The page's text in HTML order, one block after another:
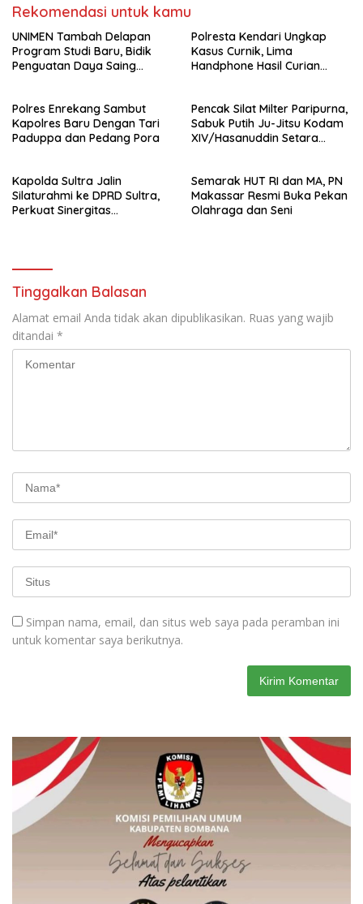
Rekomendasi untuk kamu
UNIMEN Tambah Delapan
Program Studi Baru, Bidik
Penguatan Daya Saing
Polresta Kendari Ungkap
Kasus Curnik, Lima
Handphone Hasil Curian
Polres Enrekang Sambut
Kapolres Baru Dengan Tari
Paduppa dan Pedang Pora
Pencak Silat Milter Paripurna,
Sabuk Putih Ju-Jitsu Kodam
XIV/Hasanuddin Setara
Kapolda Sultra Jalin
Silaturahmi ke DPRD Sultra,
Perkuat Sinergitas
Semarak HUT RI dan MA, PN
Makassar Resmi Buka Pekan
Olahraga dan Seni
Tinggalkan Balasan
Alamat email Anda tidak akan dipublikasikan. Ruas yang wajib
ditandai *
Simpan nama, email, dan situs web saya pada peramban ini
untuk komentar saya berikutnya.